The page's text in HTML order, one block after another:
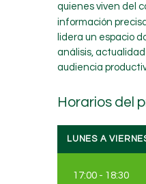
quienes viven del
información
lidera un espacio
análisis,
audiencia
Horarios del
LUNES A
17:00- 18:30